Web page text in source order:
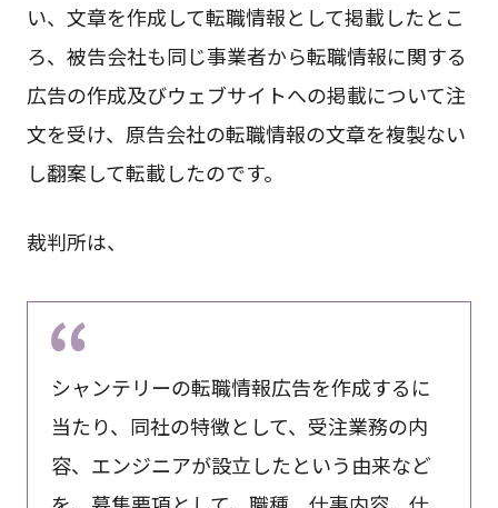
い、文章を作成して転職情報として掲載したとこ
ろ、被告会社も同じ事業者から転職情報に関する
広告の作成及びウェブサイトへの掲載について注
文を受け、原告会社の転職情報の文章を複製ない
し翻案して転載したのです。
裁判所は、
シャンテリーの転職情報広告を作成するに
当たり、同社の特徴として、受注業務の内
容、エンジニアが設立したという由来など